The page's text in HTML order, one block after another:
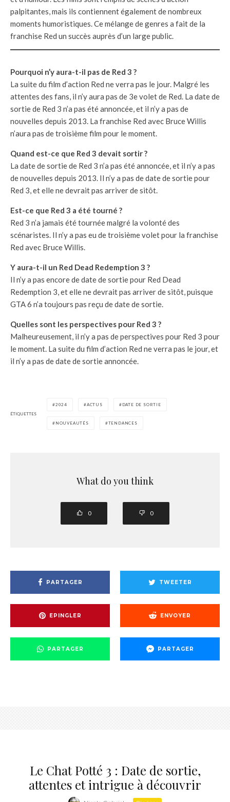
palpitantes, mais ils contiennent également de nombreux
moments humoristiques. Ce mélange de genres a fait de la
franchise Red un succès auprès d’un large public.
Pourquoi n’y aura-t-il pas de Red 3 ?
La suite du film d’action Red ne verra pas le jour. Malgré les
attentes des fans, il n’y aura pas de 3e volet de Red. La date de
sortie de Red 3 n’a pas été annoncée, et il n’y a pas de
nouvelles depuis 2013. La franchise Red avec Bruce Willis
n’aura pas de troisième film pour le moment.
Quand est-ce que Red 3 devait sortir ?
La date de sortie de Red 3 n’a pas été annoncée, et il n’y a pas
de nouvelles depuis 2013. Il n’y a pas de date de sortie pour
Red 3, et elle ne devrait pas arriver de sitôt.
Est-ce que Red 3 a été tourné ?
Red 3 n’a jamais été tournée malgré la volonté des
scénaristes. Il n’y a pas eu de troisième volet pour la franchise
Red avec Bruce Willis.
Y aura-t-il un Red Dead Redemption 3 ?
Il n’y a pas encore de date de sortie pour Red Dead
Redemption 3, et elle ne devrait pas arriver de sitôt, puisque
GTA 6 n’a toujours pas reçu de date de sortie.
Quelles sont les perspectives pour Red 3 ?
Malheureusement, il n’y a pas de perspectives pour Red 3 pour
le moment. La suite du film d’action Red ne verra pas le jour, et
il n’y a pas de date de sortie annoncée.
ÉTIQUETTES
2024 ACTUS DATE DE SORTIE
NOUVEAUTÉS TENDANCES
What do you think
0 0
PARTAGER TWEETER
EPINGLER ENVOYER
PARTAGER PARTAGER
Le Chat Potté 3 : Date de sortie,
attentes et intrigue à découvrir